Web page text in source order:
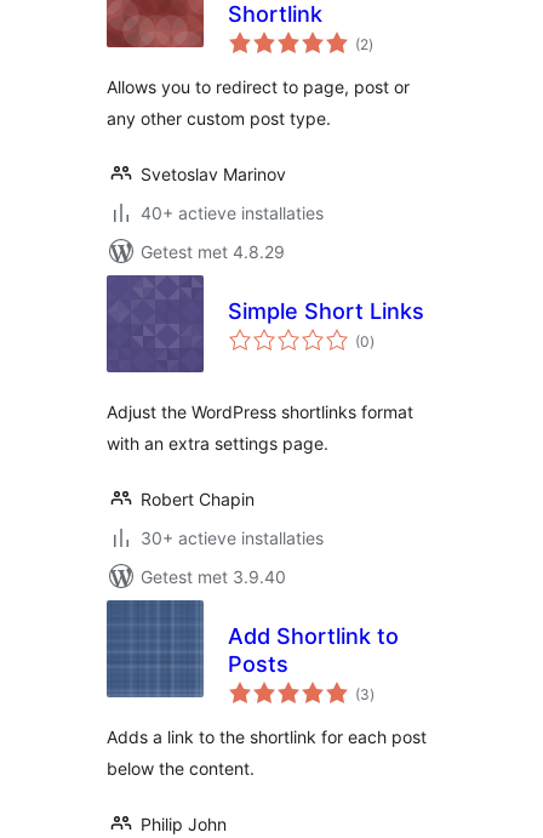
Shortlink
(2totaal
waarderingen
)
Allows you to redirect to page, post or
any other custom post type.
Svetoslav Marinov
40+ actieve installaties
Getest met 4.8.29
Simple Short Links
(0totaal
waarderingen
)
Adjust the WordPress shortlinks format
with an extra settings page.
Robert Chapin
30+ actieve installaties
Getest met 3.9.40
Add Shortlink to
Posts
(3totaal
waarderingen
)
Adds a link to the shortlink for each post
below the content.
Philip John